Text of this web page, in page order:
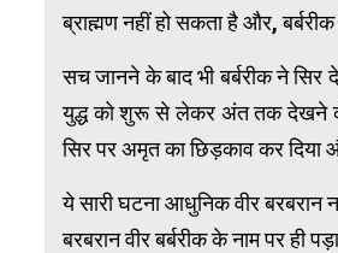
ब्राह्मण नहीं हो सकता है और,
सच जानने के बाद भी बर्बरीक ने सिर
युद्ध को शुरू से लेकर अंत तक देखने की
सिर पर अमृत का छिड़काव कर दिया
ये सारी घटना आधुनिक वीर बरबरान
बरबरान वीर बर्बरीक के नाम पर ही